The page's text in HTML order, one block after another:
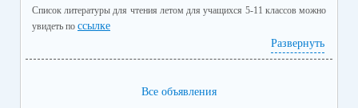
Список литературы для чтения летом для учащихся 5-11 классов можно
увидеть по ссылке
Развернуть
Все объявления